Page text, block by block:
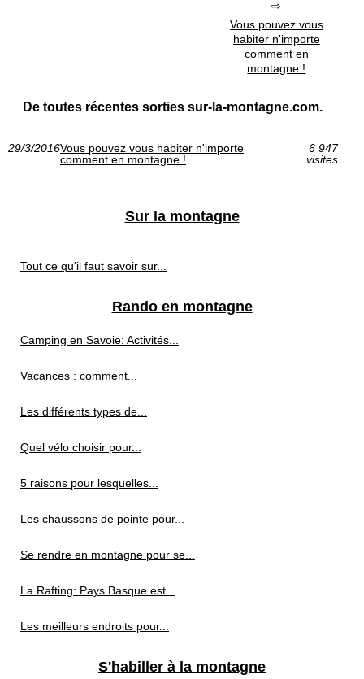
Vous pouvez vous
habiter n'importe
comment en
montagne !
De toutes récentes sorties sur-la-montagne.com.
29/3/2016Vous pouvez vous habiter n'importe
comment en montagne !
6 947
visites
Sur la montagne
Tout ce qu'il faut savoir sur...
Rando en montagne
Camping en Savoie: Activités...
Vacances : comment...
Les différents types de...
Quel vélo choisir pour...
5 raisons pour lesquelles...
Les chaussons de pointe pour...
Se rendre en montagne pour se...
La Rafting: Pays Basque est...
Les meilleurs endroits pour...
S'habiller à la montagne